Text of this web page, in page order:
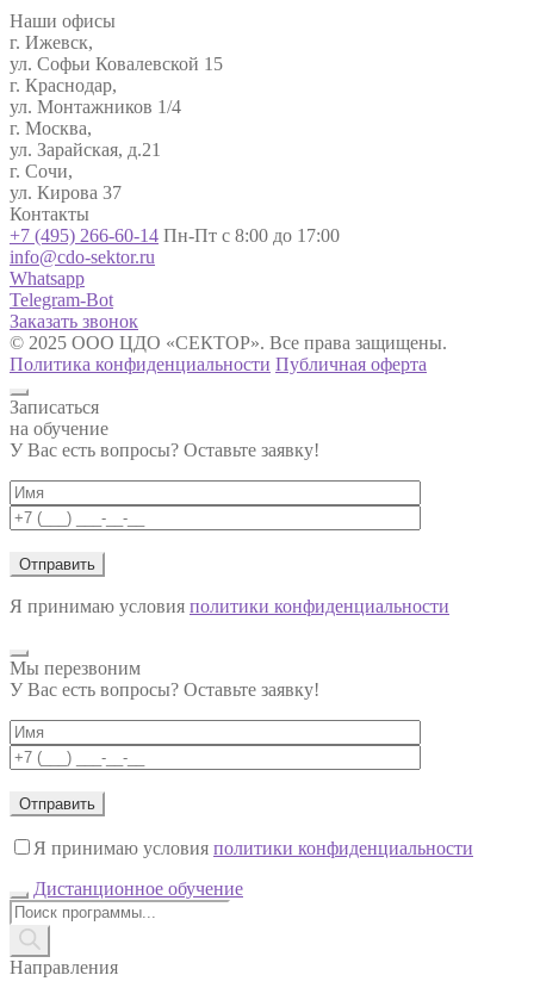
Наши офисы
г. Ижевск,
ул. Софьи Ковалевской 15
г. Краснодар,
ул. Монтажников 1/4
г. Москва,
ул. Зарайская, д.21
г. Сочи,
ул. Кирова 37
Контакты
+7 (495) 266-60-14 Пн-Пт с 8:00 до 17:00
info@cdo-sektor.ru
Whatsapp
Telegram-Bot
Заказать звонок
© 2025 ООО ЦДО «СЕКТОР». Все права защищены.
Политика конфиденциальности Публичная оферта
Записаться
на обучение
У Вас есть вопросы? Оставьте заявку!
Я принимаю условия политики конфиденциальности
Мы перезвоним
У Вас есть вопросы? Оставьте заявку!
Я принимаю условия политики конфиденциальности
Дистанционное обучение
Поиск
товаров
Направления